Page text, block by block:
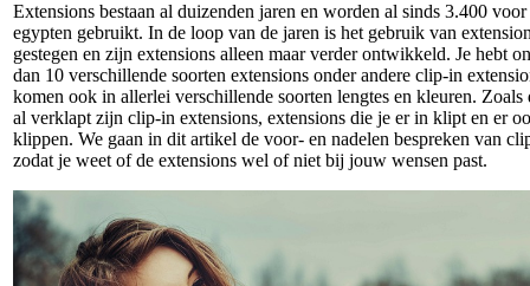
Extensions bestaan al duizenden jaren en worden al sinds 3.400
egypten gebruikt. In de loop van de jaren is het gebruik van
gestegen en zijn extensions alleen maar verder ontwikkeld. Je hebt
dan 10 verschillende soorten extensions onder andere clip-in
komen ook in allerlei verschillende soorten lengtes en kleuren. Zoals
al verklapt zijn clip-in extensions, extensions die je er in klipt en er
klippen. We gaan in dit artikel de voor- en nadelen bespreken van
zodat je weet of de extensions wel of niet bij jouw wensen past.